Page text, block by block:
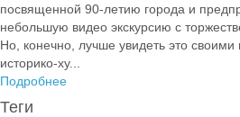
посвященной 90-летию города и
небольшую видео экскурсию с
Но, конечно, лучше увидеть это своими
историко-ху...
Подробнее
Теги